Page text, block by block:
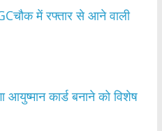
में रफ्तार से आने वाली
कार्ड बनाने को विशेष